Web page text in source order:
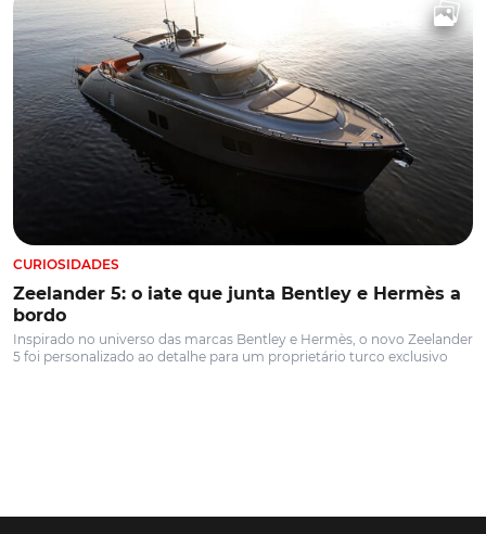
CURIOSIDADES
Zeelander 5: o iate que junta Bentley e Hermès a
bordo
Inspirado no universo das marcas Bentley e Hermès, o novo Zeelander
5 foi personalizado ao detalhe para um proprietário turco exclusivo